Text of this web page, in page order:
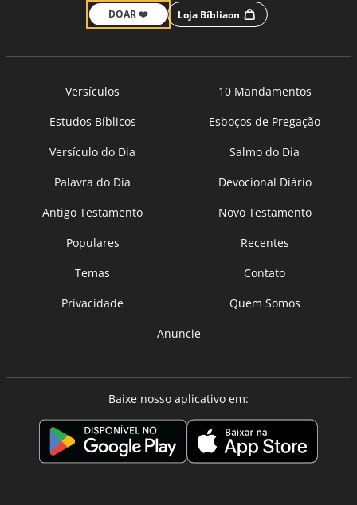
DOAR ❤️ Loja Bíbliaon
Versículos
10 Mandamentos
Estudos Bíblicos
Esboços de Pregação
Versículo do Dia
Salmo do Dia
Palavra do Dia
Devocional Diário
Antigo Testamento
Novo Testamento
Populares
Recentes
Temas
Contato
Privacidade
Quem Somos
Anuncie
Baixe nosso aplicativo em: